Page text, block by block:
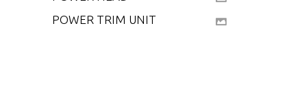
POWER TRIM UNIT